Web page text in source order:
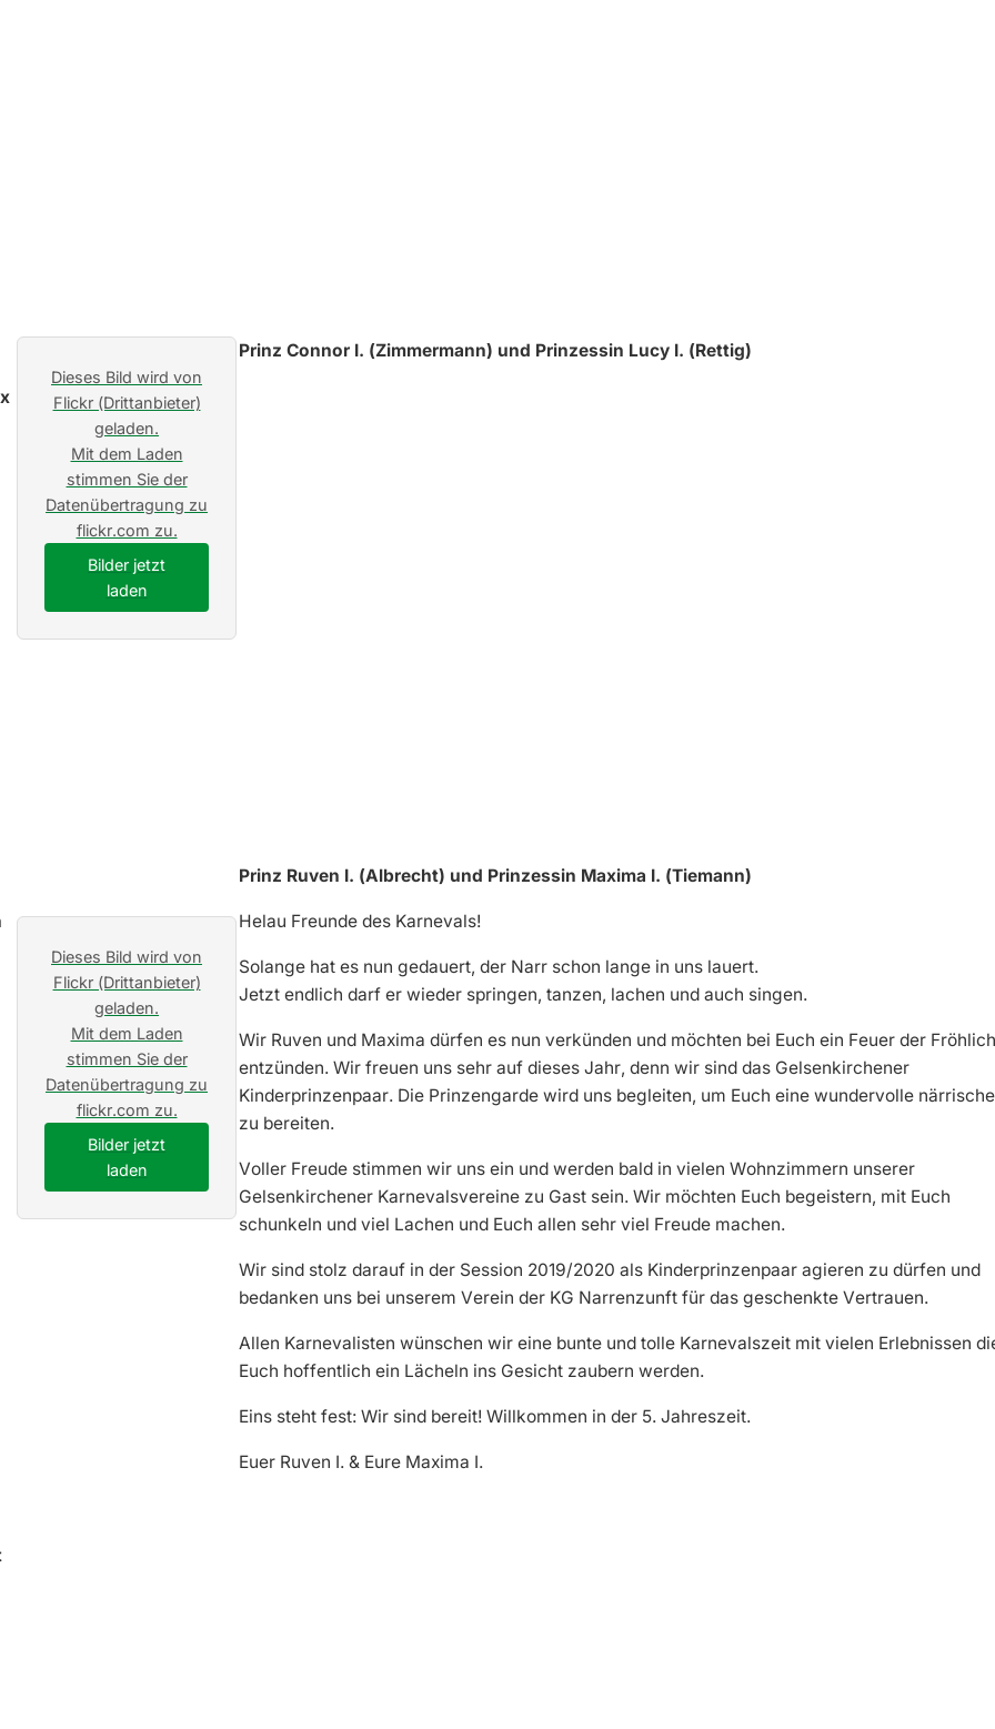
Dieses Bild wird von
Flickr (Drittanbieter)
geladen.
Mit dem Laden
stimmen Sie der
Datenübertragung zu
flickr.com zu.
Bilder jetzt
laden
Prinz Connor I. (Zimmermann) und Prinzessin Lucy I. (Rettig)
Dieses Bild wird von
Flickr (Drittanbieter)
geladen.
Mit dem Laden
stimmen Sie der
Datenübertragung zu
flickr.com zu.
Bilder jetzt
laden
Prinz Ruven I. (Albrecht) und Prinzessin Maxima I. (Tiemann)
Helau Freunde des Karnevals!
Solange hat es nun gedauert, der Narr schon lange in uns lauert.
Jetzt endlich darf er wieder springen, tanzen, lachen und auch singen.
Wir Ruven und Maxima dürfen es nun verkünden und möchten bei Euch ein Feuer der
entzünden. Wir freuen uns sehr auf dieses Jahr, denn wir sind das Gelsenkirchener
Kinderprinzenpaar. Die Prinzengarde wird uns begleiten, um Euch eine wundervolle
zu bereiten.
Voller Freude stimmen wir uns ein und werden bald in vielen Wohnzimmern unserer
Gelsenkirchener Karnevalsvereine zu Gast sein. Wir möchten Euch begeistern, mit Euch
schunkeln und viel Lachen und Euch allen sehr viel Freude machen.
Wir sind stolz darauf in der Session 2019/2020 als Kinderprinzenpaar agieren zu dürfen und
bedanken uns bei unserem Verein der KG Narrenzunft für das geschenkte Vertrauen.
Allen Karnevalisten wünschen wir eine bunte und tolle Karnevalszeit mit vielen Erlebnissen
Euch hoffentlich ein Lächeln ins Gesicht zaubern werden.
Eins steht fest: Wir sind bereit! Willkommen in der 5. Jahreszeit.
Euer Ruven I. & Eure Maxima I.